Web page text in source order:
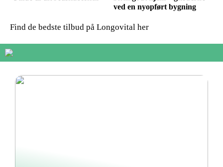
ved en nyopført bygning
Find de bedste tilbud på Longovital her